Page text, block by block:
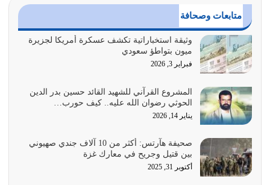
وعد الله تعالى من يُقتل في سبيله بالحياة الأبدية والرزق
والاستبشار والنجاة والخلود في…
يوليو 29, 2026
القرآن الكريم هو أهم مصدر لمعرفة رسول الله معرفة سيرته
معرفة شخصيته معرفة عظمته
يوليو 28, 2026
هل نحن من الصالحين؟ قيِّم نفسك هنا اترك القرآن على أصله
وأعرض نفسك، وأعرض ما لديك على…
يوليو 27, 2026
عندما يكون عدوك هو عدو الله معناه أن تكون نقاط الضعف
فيه كثيرة وسينصرك الله عليه إذا…
متابعات وصحافة
وثيقة استخباراتية تكشف عسكرة أمريكا لجزيرة
ميون بتواطؤ سعودي
فبراير 3, 2026
المشروع القرآني للشهيد القائد حسين بدر الدين
الحوثي رضوان الله عليه.. كيف حورب…
يناير 14, 2026
صحيفة هآرتس: أكثر من 10 آلاف جندي صهيوني
بين قتيل وجريح في معارك غزة
أكتوبر 31, 2025